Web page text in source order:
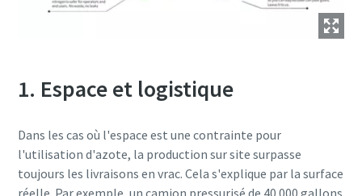
1. Espace et logistique
Dans les cas où l'espace est une contrainte pour
l'utilisation d'azote, la production sur site surpasse
toujours les livraisons en vrac. Cela s'explique par la surface
réelle. Par exemple, un camion pressurisé de 40 000 gallons